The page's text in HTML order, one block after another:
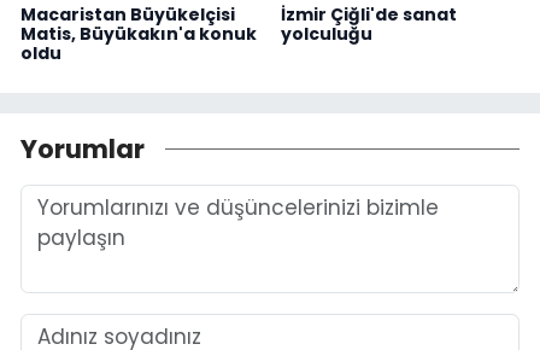
Macaristan Büyükelçisi
Matis, Büyükakın'a konuk
oldu
İzmir Çiğli'de sanat
yolculuğu
Yorumlar